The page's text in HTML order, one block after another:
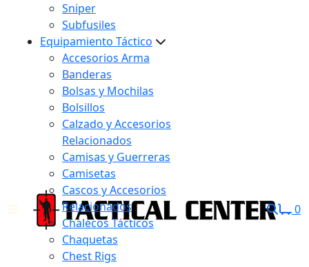
Sniper
Subfusiles
Equipamiento Táctico
Accesorios Arma
Banderas
Bolsas y Mochilas
Bolsillos
Calzado y Accesorios
Relacionados
Camisas y Guerreras
Camisetas
Cascos y Accesorios
Relacionados
Chalecos Tácticos
Chaquetas
Chest Rigs
0